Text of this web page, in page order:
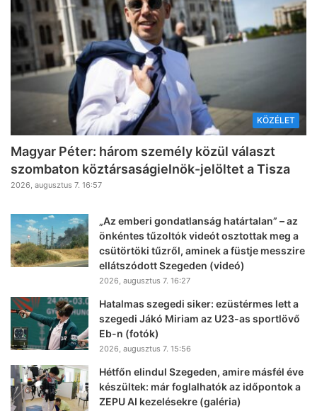
KÖZÉLET
Magyar Péter: három személy közül választ
szombaton köztársaságielnök-jelöltet a Tisza
2026, augusztus 7. 16:57
„Az emberi gondatlanság határtalan” – az
önkéntes tűzoltók videót osztottak meg a
csütörtöki tűzről, aminek a füstje messzire
ellátszódott Szegeden (videó)
2026, augusztus 7. 16:27
Hatalmas szegedi siker: ezüstérmes lett a
szegedi Jákó Miriam az U23-as sportlövő
Eb-n (fotók)
2026, augusztus 7. 15:56
Hétfőn elindul Szegeden, amire másfél éve
készültek: már foglalhatók az időpontok a
ZEPU AI kezelésekre (galéria)